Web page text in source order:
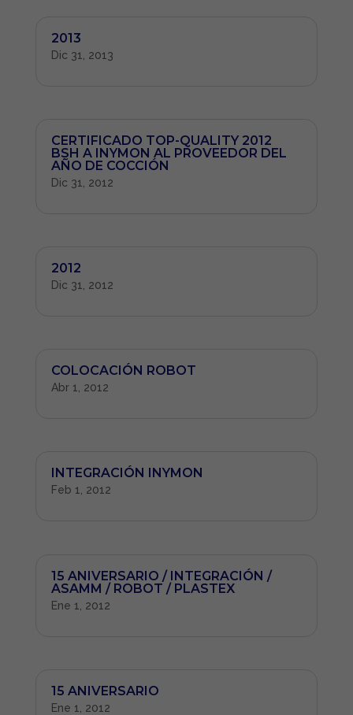
2013
Dic 31, 2013
CERTIFICADO TOP-QUALITY 2012
BSH A INYMON AL PROVEEDOR DEL
AÑO DE COCCIÓN
Dic 31, 2012
2012
Dic 31, 2012
COLOCACIÓN ROBOT
Abr 1, 2012
INTEGRACIÓN INYMON
Feb 1, 2012
15 ANIVERSARIO / INTEGRACIÓN /
ASAMM / ROBOT / PLASTEX
Ene 1, 2012
15 ANIVERSARIO
Ene 1, 2012